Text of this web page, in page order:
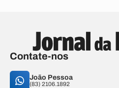
Contate-nos
João Pessoa
(83) 2106.1892